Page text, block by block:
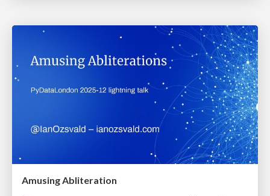
Amusing Abliteration